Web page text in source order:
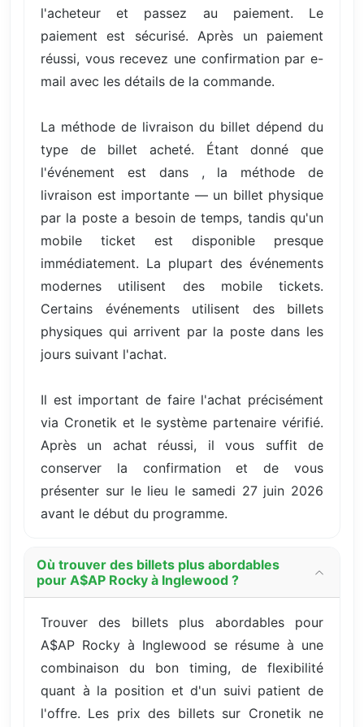
l'acheteur et passez au paiement. Le
paiement est sécurisé. Après un paiement
réussi, vous recevez une confirmation par e-
mail avec les détails de la commande.
La méthode de livraison du billet dépend du
type de billet acheté. Étant donné que
l'événement est dans , la méthode de
livraison est importante — un billet physique
par la poste a besoin de temps, tandis qu'un
mobile ticket est disponible presque
immédiatement. La plupart des événements
modernes utilisent des mobile tickets.
Certains événements utilisent des billets
physiques qui arrivent par la poste dans les
jours suivant l'achat.
Il est important de faire l'achat précisément
via Cronetik et le système partenaire vérifié.
Après un achat réussi, il vous suffit de
conserver la confirmation et de vous
présenter sur le lieu le samedi 27 juin 2026
avant le début du programme.
Où trouver des billets plus abordables
pour A$AP Rocky à Inglewood ?
Trouver des billets plus abordables pour
A$AP Rocky à Inglewood se résume à une
combinaison du bon timing, de flexibilité
quant à la position et d'un suivi patient de
l'offre. Les prix des billets sur Cronetik ne